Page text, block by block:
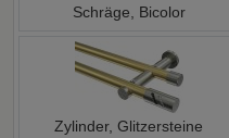
Schräge, Bicolor
Zylinder, Glitzersteine